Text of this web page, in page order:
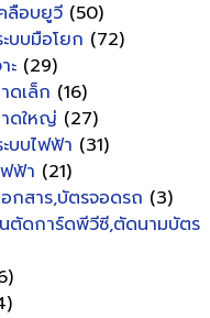
ลือบยูวี (50)
ะบบมือโยก (72)
ะ (29)
ดเล็ก (16)
าดใหญ่ (27)
ะบบไฟฟ้า (31)
ฟฟ้า (21)
อกสาร,บัตรจอดรถ (3)
ตัดการ์ดพีวีซี,ตัดนามบัตร